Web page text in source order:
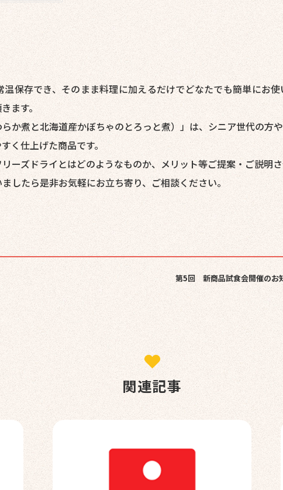
保存でき、そのまま料理に加えるだけでどなたでも簡単にお
ます。
か煮と北海道産かぼちゃのとろっと煮）」は、シニア世代の方
く仕上げた商品です。
ーズドライとはどのようなものか、メリット等ご提案・ご説明
したら是非お気軽にお立ち寄り、ご相談ください。
第5回 新商品試食会開催のお
関連記事